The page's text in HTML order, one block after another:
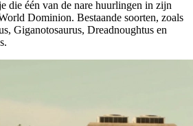
die één van de nare huurlingen in zijn
Dominion. Bestaande soorten, zoals
Giganotosaurus, Dreadnoughtus en